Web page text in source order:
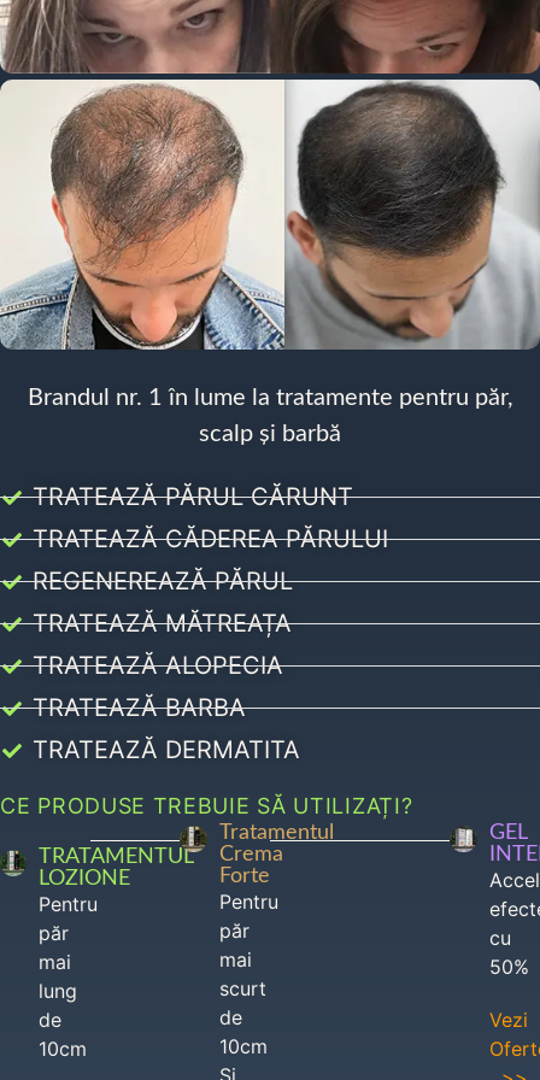
Brandul nr. 1 în lume la tratamente pentru păr,
scalp și barbă
TRATEAZĂ PĂRUL CĂRUNT
TRATEAZĂ CĂDEREA PĂRULUI
REGENEREAZĂ PĂRUL
TRATEAZĂ MĂTREAȚA
TRATEAZĂ ALOPECIA
TRATEAZĂ BARBA
TRATEAZĂ DERMATITA
CE PRODUSE TREBUIE SĂ UTILIZAȚI?
TRATAMENTUL
LOZIONE
Pentru
păr
mai
lung
de
10cm
Tratamentul
Crema
Forte
Pentru
păr
mai
scurt
de
10cm
GEL
cu
50%
Vezi